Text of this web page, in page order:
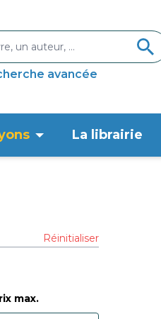
avancée
La librairie
Réinitialiser
max.